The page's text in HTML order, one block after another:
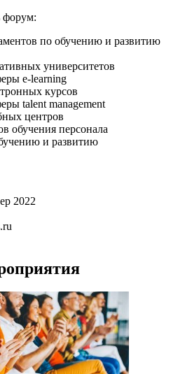
форум:
по обучению и развитию
университетов
e-learning
курсов
talent management
центров
обучения персонала
и развитию
2022